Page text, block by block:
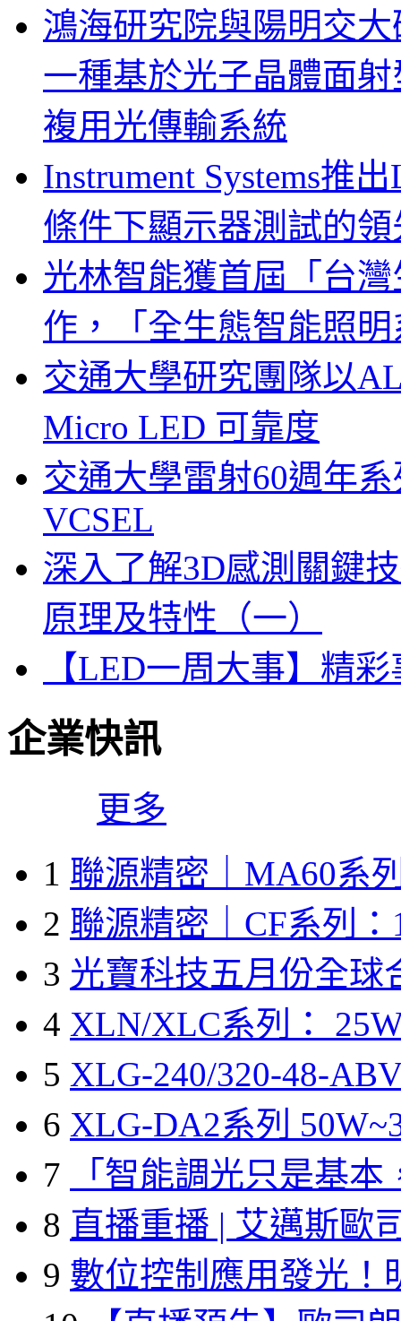
鴻海研究院與陽明交
一種基於光子晶體面
複用光傳輸系統
Instrument Systems推
條件下顯示器測試的
光林智能獲首屆「台
作，「全生態智能照
交通大學研究團隊以
Micro LED 可靠度
交通大學雷射60週年
VCSEL
深入了解3D感測關鍵
原理及特性（一）
【LED一周大事】精
企業快訊
更多
1 聯源精密｜MA60系
2 聯源精密｜CF系列：
3 光寶科技五月份全球
4 XLN/XLC系列：
5 XLG-240/320-48-
6 XLG-DA2系列
7
「智能調光只是基本
8 直播重播 | 艾邁斯歐
9 數位控制應用發光！